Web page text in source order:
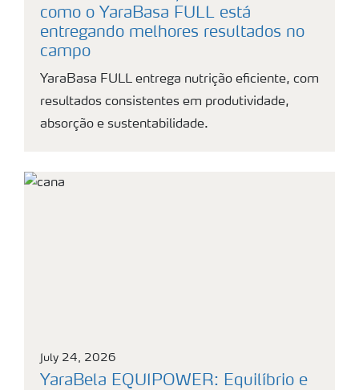
como o YaraBasa FULL está
entregando melhores resultados no
campo
YaraBasa FULL entrega nutrição eficiente, com
resultados consistentes em produtividade,
absorção e sustentabilidade.
July 24, 2026
YaraBela EQUIPOWER: Equilíbrio e